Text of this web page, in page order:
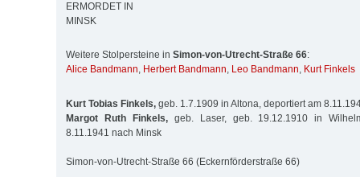
ERMORDET IN
MINSK
Weitere Stolpersteine in Simon-von-Utrecht-Straße 66:
Alice Bandmann, Herbert Bandmann, Leo Bandmann, Kurt Finkels
Kurt Tobias Finkels, geb. 1.7.1909 in Altona, deportiert am
Margot Ruth Finkels,geb. Laser, geb. 19.12.1910 in
8.11.1941 nach Minsk
Simon-von-Utrecht-Straße 66 (Eckernförderstraße 66)